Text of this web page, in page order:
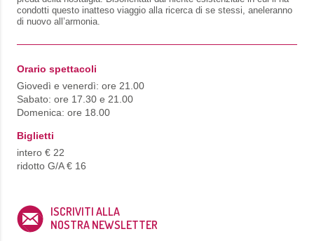
condotti questo inatteso viaggio alla ricerca di se stessi, aneleranno
di nuovo all’armonia.
Orario spettacoli
Giovedì e venerdì: ore 21.00
Sabato: ore 17.30 e 21.00
Domenica: ore 18.00
Biglietti
intero € 22
ridotto G/A € 16
ISCRIVITI ALLA
NOSTRA NEWSLETTER